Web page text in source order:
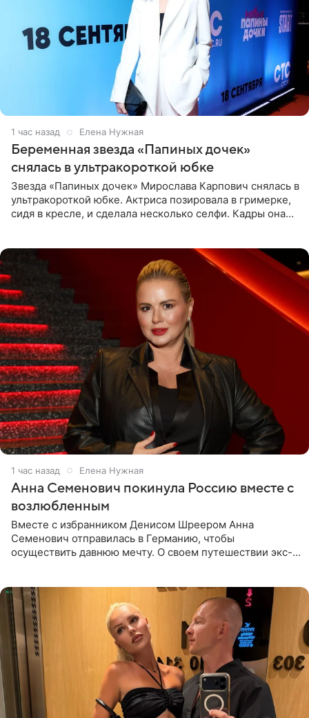
1 час назад Елена Нужная
Беременная звезда «Папиных дочек»
снялась в ультракороткой юбке
Звезда «Папиных дочек» Мирослава Карпович снялась в
ультракороткой юбке. Актриса позировала в гримерке,
сидя в кресле, и сделала несколько селфи. Кадры она
1 час назад Елена Нужная
Анна Семенович покинула Россию вместе с
возлюбленным
Вместе с избранником Денисом Шреером Анна
Семенович отправилась в Германию, чтобы
осуществить давнюю мечту. О своем путешествии экс-